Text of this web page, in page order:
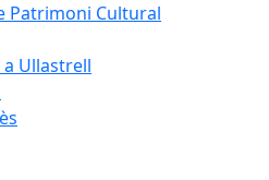
Patrimoni Cultural
Ullastrell